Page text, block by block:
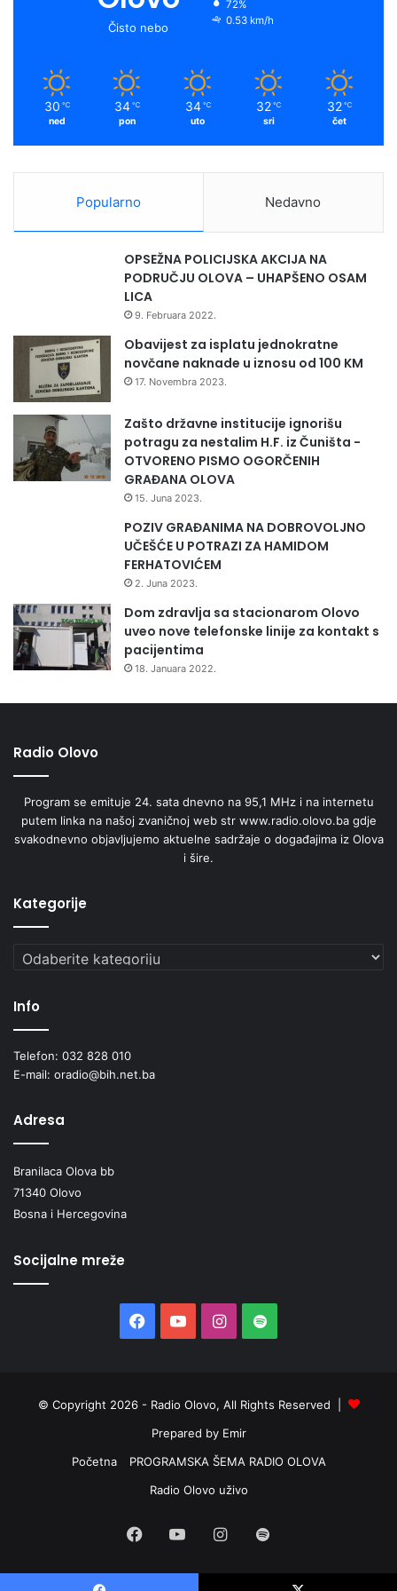
r
y
Čisto nebo
72%
0.53 km/h
30 ℃
ned
34 ℃
pon
34 ℃
uto
32 ℃
sri
32 ℃
čet
Popularno Nedavno
OPSEŽNA POLICIJSKA AKCIJA NA
PODRUČJU OLOVA – UHAPŠENO OSAM
LICA
9. Februara 2022.
Obavijest za isplatu jednokratne
novčane naknade u iznosu od 100 KM
17. Novembra 2023.
Zašto državne institucije ignorišu
potragu za nestalim H.F. iz Čuništa -
OTVORENO PISMO OGORČENIH
GRAĐANA OLOVA
15. Juna 2023.
POZIV GRAĐANIMA NA DOBROVOLJNO
UČEŠĆE U POTRAZI ZA HAMIDOM
FERHATOVIĆEM
2. Juna 2023.
Dom zdravlja sa stacionarom Olovo
uveo nove telefonske linije za kontakt s
pacijentima
18. Januara 2022.
Radio Olovo
Program se emituje 24. sata dnevno na 95,1 MHz i na internetu
putem linka na našoj zvaničnoj web str www.radio.olovo.ba gdje
svakodnevno objavljujemo aktuelne sadržaje o događajima iz Olova
i šire.
Kategorije
Kategorije
Info
Telefon: 032 828 010
E-mail: oradio@bih.net.ba
Adresa
Branilaca Olova bb
71340 Olovo
Bosna i Hercegovina
Socijalne mreže
FacebookYouTubeInstagram
Spotify
© Copyright 2026 - Radio Olovo, All Rights Reserved |
Prepared by Emir
Početna
PROGRAMSKA ŠEMA RADIO OLOVA
Radio Olovo uživo
FacebookYouTubeInstagram
Spotify